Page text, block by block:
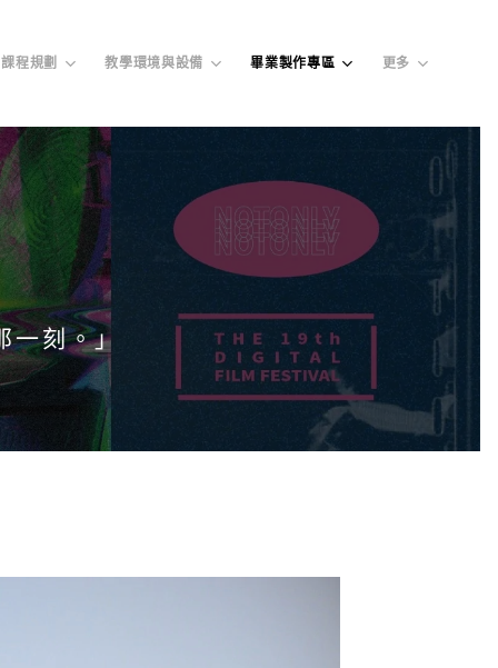
課程規劃 教學環境與設備 畢業製作專區 更多
刻。」